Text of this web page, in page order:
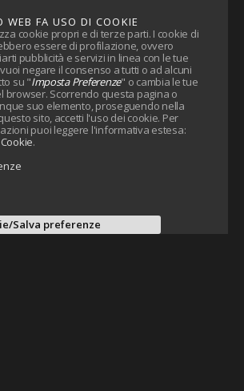
WEB FA USO DI COOKIE
cookie propri e di terze parti. I cookie di
essere di profilazione, ovvero
pubblicità e servizi in linea con le tue
negare il consenso a tutti o ad alcuni
su "Imposta Preferenze" o cambia le tue
browser. Scorrendo questa pagina o
suo elemento, proseguendo nella
sito, accetti l'uso dei cookie. Per
puoi leggere l'informativa estesa:
.
Salva preferenze